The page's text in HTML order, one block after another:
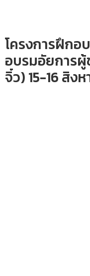
โครงการฝึกอ
อบรมอัยการผู้
จิ๋ว) 15-16 สิง